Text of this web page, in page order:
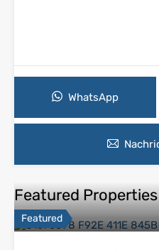
WhatsApp
Featured Properties
Featured